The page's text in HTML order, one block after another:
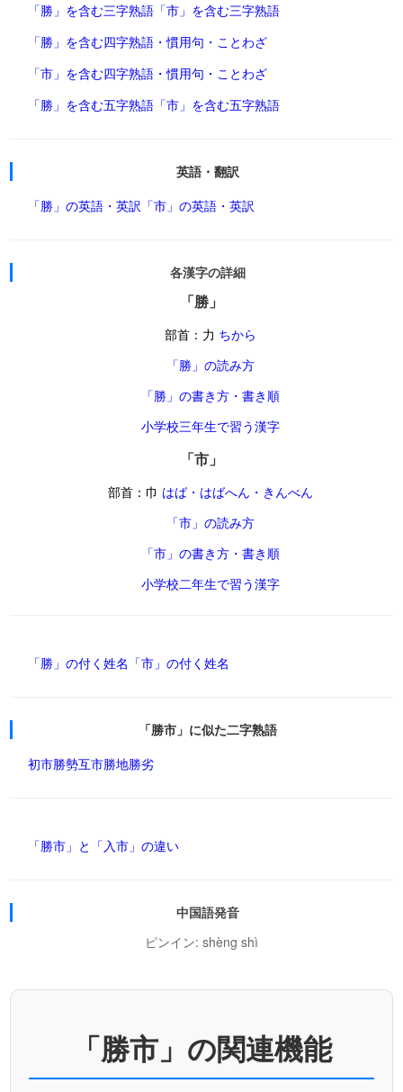
「勝」を含む三字熟語 「市」を含む三字熟語
「勝」を含む四字熟語・慣用句・ことわざ
「市」を含む四字熟語・慣用句・ことわざ
「勝」を含む五字熟語 「市」を含む五字熟語
英語・翻訳
「勝」の英語・英訳 「市」の英語・英訳
各漢字の詳細
「勝」
部首：力 ちから
「勝」の読み方
「勝」の書き方・書き順
小学校三年生で習う漢字
「市」
部首：巾 はば・はばへん・きんべん
「市」の読み方
「市」の書き方・書き順
小学校二年生で習う漢字
「勝」の付く姓名 「市」の付く姓名
「勝市」に似た二字熟語
初市勝勢互市勝地勝劣
「勝市」と「入市」の違い
中国語発音
ピンイン: shèng shì
「勝市」の関連機能